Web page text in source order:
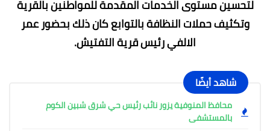
لتحسين مستوى الخدمات المقدمة للمواطنين بالقرية
وتكثيف حملات النظافة بالتوابع كان ذلك بحضور عمر
الالفي رئيس قرية التفتيش.
شاهد أيضًا
محافظ المنوفية يزور نائب رئيس حي شرق شبين الكوم
بالمستشفى